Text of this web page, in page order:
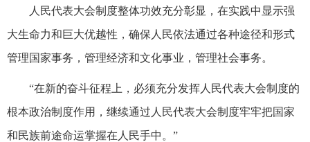
人民代表大会制度整体功效充分彰显，在实践中显示强
大生命力和巨大优越性，确保人民依法通过各种途径和形式
管理国家事务，管理经济和文化事业，管理社会事务。
“在新的奋斗征程上，必须充分发挥人民代表大会制度的
根本政治制度作用，继续通过人民代表大会制度牢牢把国家
和民族前途命运掌握在人民手中。”